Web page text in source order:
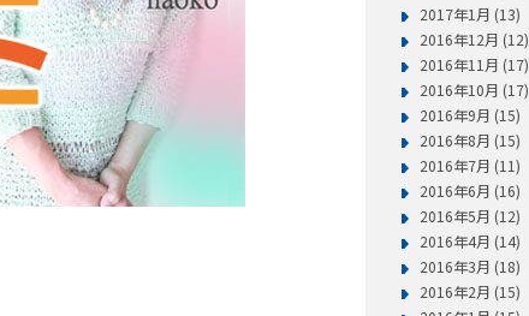
2017年1月 (13)
2016年12月 (12)
2016年11月 (17)
2016年10月 (17)
2016年9月 (15)
2016年8月 (15)
2016年7月 (11)
2016年6月 (16)
2016年5月 (12)
2016年4月 (14)
2016年3月 (18)
2016年2月 (15)